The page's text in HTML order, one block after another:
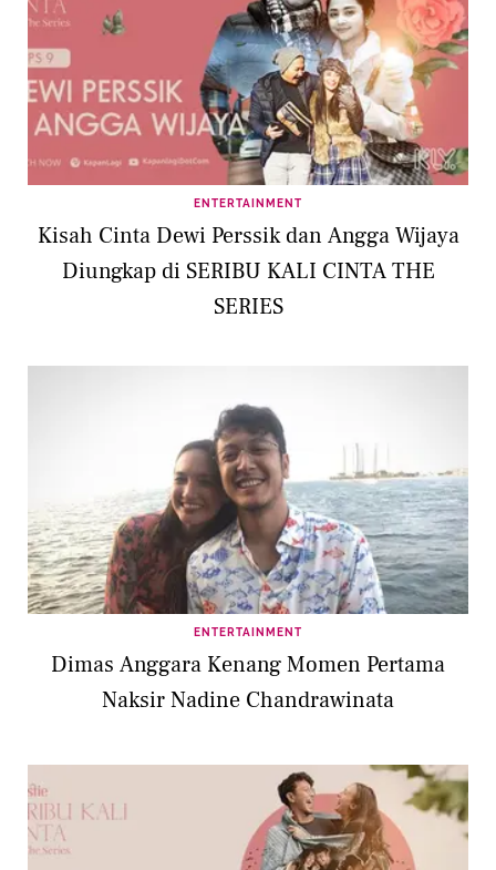
ENTERTAINMENT
Kisah Cinta Dewi Perssik dan Angga Wijaya
Diungkap di SERIBU KALI CINTA THE
SERIES
ENTERTAINMENT
Dimas Anggara Kenang Momen Pertama
Naksir Nadine Chandrawinata